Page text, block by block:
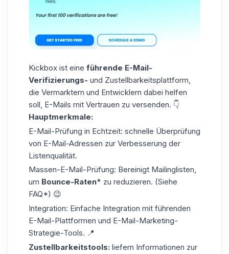
Kickbox ist eine führende E-Mail-
Verifizierungs- und Zustellbarkeitsplattform,
die Vermarktern und Entwicklern dabei helfen
soll, E-Mails mit Vertrauen zu versenden. 👇
Hauptmerkmale:
E-Mail-Prüfung in Echtzeit: schnelle Überprüfung
von E-Mail-Adressen zur Verbesserung der
Listenqualität.
Massen-E-Mail-Prüfung: Bereinigt Mailinglisten,
um Bounce-Raten* zu reduzieren. (Siehe
FAQ*) 😉
Integration: Einfache Integration mit führenden
E-Mail-Plattformen und E-Mail-Marketing-
Strategie-Tools. 📍
Zustellbarkeitstools: liefern Informationen zur